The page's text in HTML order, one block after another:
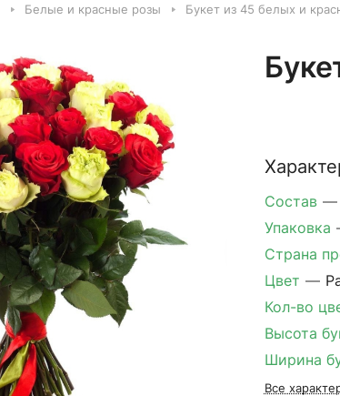
Белые и красные розы Букет из 45 белых и
Состав —
Упаковка
Страна
Цвет —
Кол-во
Высота
Ширина
Все